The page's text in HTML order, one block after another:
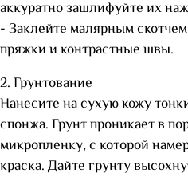
аккуратно зашлифуйте их
- Заклейте малярным
пряжки и контрастные швы.
2. Грунтование
Нанесите на сухую кожу
спонжа. Грунт проникает в
микропленку, с которой
краска. Дайте грунту